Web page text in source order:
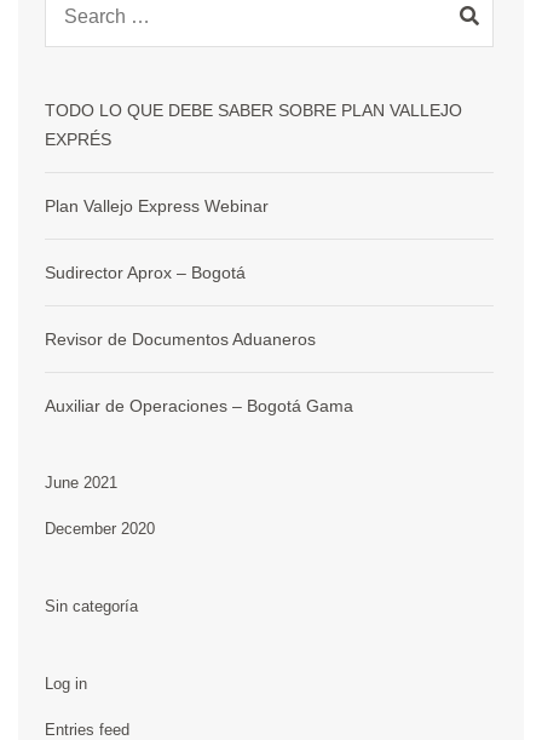
TODO LO QUE DEBE SABER SOBRE PLAN VALLEJO
EXPRÉS
Plan Vallejo Express Webinar
Sudirector Aprox – Bogotá
Revisor de Documentos Aduaneros
Auxiliar de Operaciones – Bogotá Gama
June 2021
December 2020
Sin categoría
Log in
Entries feed